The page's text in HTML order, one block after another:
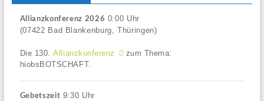
Allianzkonferenz 2026 0:00 Uhr
(07422 Bad Blankenburg, Thüringen)
Die 130.Allianzkonferenz
zum Thema:
hiobsBOTSCHAFT.
Gebetszeit 9:30 Uhr